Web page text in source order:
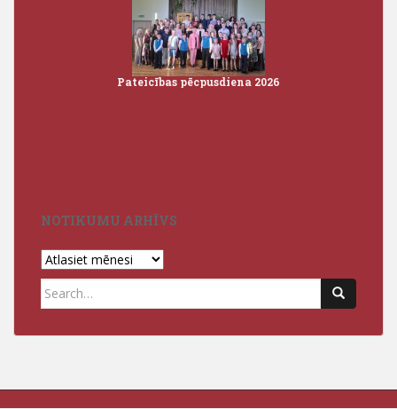
Pateicības pēcpusdiena 2026
NOTIKUMU ARHĪVS